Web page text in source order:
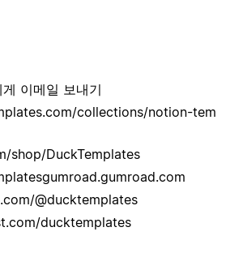
이메일 보내기
collections/notion-tem
shop/DuckTemplates
@ducktemplates
ducktemplates